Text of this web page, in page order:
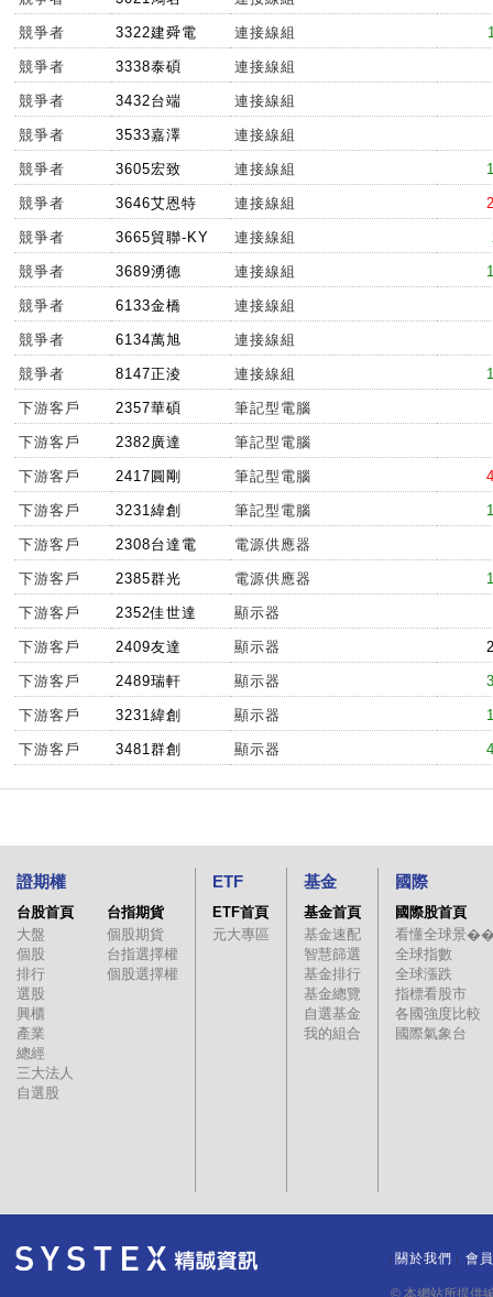
競爭者 3322建舜電 連接線組
競爭者 3338泰碩 連接線組
競爭者 3432台端 連接線組
競爭者 3533嘉澤 連接線組
競爭者 3605宏致 連接線組
競爭者 3646艾恩特 連接線組
競爭者 3665貿聯-KY 連接線組
競爭者 3689湧德 連接線組
競爭者 6133金橋 連接線組
競爭者 6134萬旭 連接線組
競爭者 8147正淩 連接線組
下游客戶 2357華碩 筆記型電腦
下游客戶 2382廣達 筆記型電腦
下游客戶 2417圓剛 筆記型電腦
下游客戶 3231緯創 筆記型電腦
下游客戶 2308台達電 電源供應器
下游客戶 2385群光 電源供應器
下游客戶 2352佳世達 顯示器
下游客戶 2409友達 顯示器
下游客戶 2489瑞軒 顯示器
下游客戶 3231緯創 顯示器
下游客戶 3481群創 顯示器
證期權
台股首頁
大盤
個股
排行
選股
興櫃
產業
總經
三大法人
自選股
台指期貨
個股期貨
台指選擇權
個股選擇權
ETF
ETF首頁
元大專區
基金
基金首頁
基金速配
智慧篩選
基金排行
基金總覽
自選基金
我的組合
國際
國際股首頁
看懂全球景
全球指數
全球漲跌
指標看股市
各國強度比較
國際氣象台
關於我們 會
© 本網站所提供